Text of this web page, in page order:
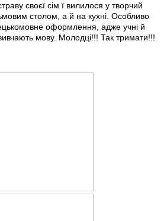
своєї сім ї вилилося у творчий
столом, а й на кухні. Особливо
оформлення, адже учні й
мову. Молодці!!! Так тримати!!!